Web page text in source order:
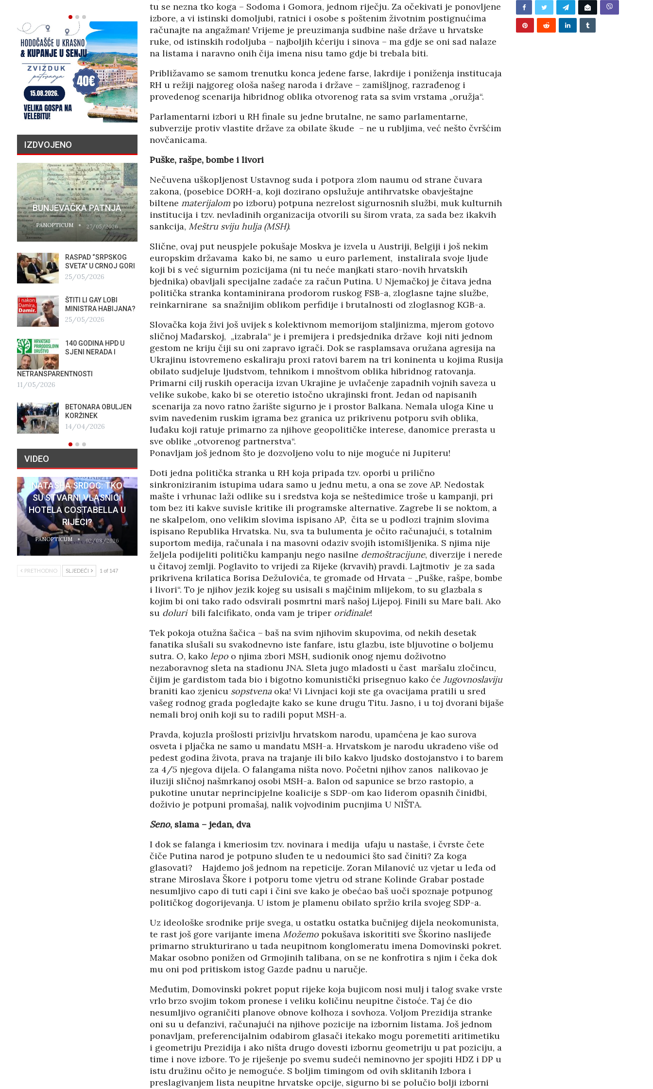
tu se nezna tko koga – Sodoma i Gomora, jednom riječju. Za očekivati je ponovljene
izbore, a vi istinski domoljubi, ratnici i osobe s poštenim životnim postignućima
računajte na angažman! Vrijeme je preuzimanja sudbine naše države u hrvatske
ruke, od istinskih rodoljuba – najboljih kćeriju i sinova – ma gdje se oni sad nalaze
na listama i naravno onih čija imena nisu tamo gdje bi trebala biti.
Približavamo se samom trenutku konca jedene farse, lakrdije i poniženja institucaja
RH u režiji najgoreg ološa našeg naroda i države – zamišljnog, razrađenog i
provedenog scenarija hibridnog oblika otvorenog rata sa svim vrstama „oružja“.
Parlamentarni izbori u RH finale su jedne brutalne, ne samo parlamentarne,
subverzije protiv vlastite države za obilate škude – ne u rubljima, već nešto čvršćim
novčanicama.
Puške, rašpe, bombe i livori
Nečuvena uškopljenost Ustavnog suda i potpora zlom naumu od strane čuvara
zakona, (posebice DORH-a, koji dozirano opslužuje antihrvatske obavještajne
biltene materijalompo izboru) potpuna nezrelost sigurnosnih službi, muk kulturnih
institucija i tzv. nevladinih organizacija otvorili su širom vrata, za sada bez ikakvih
sankcija, Meštru sviju hulja (MSH).
Slične, ovaj put neuspjele pokušaje Moskva je izvela u Austriji, Belgiji i još nekim
europskim državama kako bi, ne samo u euro parlement, instalirala svoje ljude
koji bi s već sigurnim pozicijama (ni tu neće manjkati staro-novih hrvatskih
bjednika) obavljali specijalne zadaće za račun Putina. U Njemačkoj je čitava jedna
politička stranka kontaminirana prodorom ruskog FSB-a, zloglasne tajne službe,
reinkarnirane sa snažnijim oblikom perfidije i brutalnosti od zloglasnog KGB-a.
Slovačka koja živi još uvijek s kolektivnom memorijom staljinizma, mjerom gotovo
sličnoj Mađarskoj, „izabrala“ je i premijera i predsjednika države koji niti jednom
gestom ne kriju čiji su oni zapravo igrači. Dok se rasplamsava oružana agresija na
Ukrajinu istovremeno eskaliraju proxi ratovi barem na tri koninenta u kojima Rusija
obilato sudjeluje ljudstvom, tehnikom i mnoštvom oblika hibridnog ratovanja.
Primarni cilj ruskih operacija izvan Ukrajine je uvlačenje zapadnih vojnih saveza u
velike sukobe, kako bi se oteretio istočno ukrajinski front. Jedan od napisanih
scenarija za novo ratno žarište sigurno je i prostor Balkana. Nemala uloga Kine u
svim navedenim ruskim igrama bez granica uz prikrivenu potporu svih oblika,
luđaku koji ratuje primarno za njihove geopolitičke interese, danomice prerasta u
sve oblike „otvorenog partnerstva“.
Ponavljam još jednom što je dozvoljeno volu to nije moguće ni Jupiteru!
Doti jedna politička stranka u RH koja pripada tzv. oporbi u prilično
sinkroniziranim istupima udara samo u jednu metu, a ona se zove AP. Nedostak
mašte i vrhunac laži odlike su i sredstva koja se neštedimice troše u kampanji, pri
tom bez iti kakve suvisle kritike ili programske alternative. Zagrebe li se noktom, a
ne skalpelom, ono velikim slovima ispisano AP, čita se u podlozi trajnim slovima
ispisano Republika Hrvatska. Nu, sva ta bulumenta je očito računajući, s totalnim
suportom medija, računala i na masovni odaziv svojih istomišljenika. S njima nije
željela podijeliti političku kampanju nego nasilne demoštracijune, diverzije i nerede
u čitavoj zemlji. Poglavito to vrijedi za Rijeke (krvavih) pravdi. Lajtmotiv je za sada
prikrivena krilatica Borisa Dežulovića, te gromade od Hrvata – „Puške, rašpe, bombe
i livori“. To je njihov jezik kojeg su usisali s majčinim mlijekom, to su glazbala s
kojim bi oni tako rado odsvirali posmrtni marš našoj Lijepoj. Finili su Mare bali. Ako
su doluribili falcifikato, onda vam je triper oriđinale!
Tek pokoja otužna šačica – baš na svim njihovim skupovima, od nekih desetak
fanatika slušali su svakodnevno iste fanfare, istu glazbu, iste bljuvotine o boljemu
sutra. O, kako lepo o njima zbori MSH, sudionik onog njemu doživotno
nezaboravnog sleta na stadionu JNA. Sleta jugo mladosti u čast maršalu zločincu,
čijim je gardistom tada bio i bigotno komunistički prisegnuo kako će Jugovnoslaviju
braniti kao zjenicu sopstvenaoka! Vi Livnjaci koji ste ga ovacijama pratili u sred
vašeg rodnog grada pogledajte kako se kune drugu Titu. Jasno, i u toj dvorani bijaše
nemali broj onih koji su to radili poput MSH-a.
Pravda, kojuzla prošlosti prizivlju hrvatskom narodu, upamćena je kao surova
osveta i pljačka ne samo u mandatu MSH-a. Hrvatskom je narodu ukradeno više od
pedest godina života, prava na trajanje ili bilo kakvo ljudsko dostojanstvo i to barem
za 4/5 njegova dijela. O falangama ništa novo. Početni njihov zanos nalikovao je
iluziji sličnoj našmrkanoj osobi MSH-a. Balon od sapunice se brzo rastopio, a
pukotine unutar neprincipjelne koalicije s SDP-om kao liderom opasnih činidbi,
doživio je potpuni promašaj, nalik vojvodinim pucnjima U NIŠTA.
Seno, slama – jedan, dva
I dok se falanga i kmeriosim tzv. novinara i medija ufaju u nastaše, i čvrste čete
čiče Putina narod je potpuno sluđen te u nedoumici što sad činiti? Za koga
glasovati? Hajdemo još jednom na repeticije. Zoran Milanović uz vjetar u leđa od
strane Miroslava Škore i potporu tome vjetru od strane Kolinde Grabar postade
nesumljivo capo di tuti capi i čini sve kako je obećao baš uoči spoznaje potpunog
političkog dogorijevanja. U istom je plamenu obilato spržio krila svojeg SDP-a.
Uz ideološke srodnike prije svega, u ostatku ostatka bučnijeg dijela neokomunista,
te rast još gore varijante imena Možemopokušava iskorititi sve Škorino naslijeđe
primarno strukturirano u tada neupitnom konglomeratu imena Domovinski pokret.
Makar osobno ponižen od Grmojinih talibana, on se ne konfrotira s njim i čeka dok
mu oni pod pritiskom istog Gazde padnu u naručje.
Međutim, Domovinski pokret poput rijeke koja bujicom nosi mulj i talog svake vrste
vrlo brzo svojim tokom pronese i veliku količinu neupitne čistoće. Taj će dio
nesumljivo ograničiti planove obnove kolhoza i sovhoza. Voljom Prezidija stranke
oni su u defanzivi, računajući na njihove pozicije na izbornim listama. Još jednom
ponavljam, preferencijalnim odabirom glasači itekako mogu poremetiti aritimetiku
i geometriju Prezidija i ako ništa drugo dovesti izbornu geometriju u pat poziciju, a
time i nove izbore. To je riješenje po svemu sudeći neminovno jer spojiti HDZ i DP u
istu družinu očito je nemoguće. S boljim timingom od ovih sklitanih Izbora i
preslagivanjem lista neupitne hrvatske opcije, sigurno bi se polučio bolji izborni
02/08/2026
IZDVOJENO
BUNJEVAČKA PATNJA
PANOPTICUM 27/05/2026
RASPAD “SRPSKOG
SVETA” U CRNOJ GORI
25/05/2026
ŠTITI LI GAY LOBI
MINISTRA HABIJANA?
25/05/2026
140 GODINA HPD U
SJENI NERADA I
NETRANSPARENTNOSTI
11/05/2026
BETONARA OBULJEN
KORŽINEK
14/04/2026
PRIČA O NESTALIM
MILIJUNIMA
PANOPTICUM 03/04/2026
GALERIJA FORUM ILI
AGITPROP GALERIJA
04/03/2026
NEZNANJE FIZIKE U
SLUŽBI POLITIKE
16/02/2026
ČIJE SU OGROMNE
ZLATNE REZERVE U
ITALIJI?
12/02/2026
TUĐMANOVA
OSTAVŠTINA: NAKON
AIRBUSA STIGLI
RAFALI
17/01/2026
HRVATI U VOJVODINI
OSUĐENI NA
ASIMILACIJU
AKADEMSKE VEZE:
ULOGA KINE U
HRVATSKOJ
07/01/2026
KORIJENI HRVATSKOG
29/12/2025
ZNANOST U SLUŽBI
FESTIVALA ISTINE
22/12/2025
POKLONICI BRANKA
MAMULE U MARŠU
PROTIV HR
08/12/2025
BUNJEVAČKA PATNJA
RASPAD “SRPSKOG
SVETA” U CRNOJ GORI
25/05/2026
ŠTITI LI GAY LOBI
MINISTRA HABIJANA?
140 GODINA HPD U
SJENI NERADA I
NETRANSPARENTNOSTI
11/05/2026
BETONARA OBULJEN
KORŽINEK
14/04/2026
VIDEO
NATASHA SRDOC: TKO
SU STVARNI VLASNICI
HOTELA COSTABELLA U
RIJECI?
PANOPTICUM 02/08/2026
PRETHODNO SLJEDEĆI 1 of 147